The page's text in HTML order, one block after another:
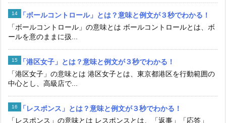
「ボールコントロール」とは？意味と例文が３秒でわかる！
「ボールコントロール」の意味とは ボールコントロールとは、ボ
ールを意のままに扱...
「港区女子」とは？意味と例文が３秒でわかる！
「港区女子」の意味とは 港区女子とは、東京都港区を行動範囲の
中心とし、高級店で...
「レスポンス」とは？意味と例文が３秒でわかる！
「レスポンス」の意味とは レスポンスとは、「返事」「応答」